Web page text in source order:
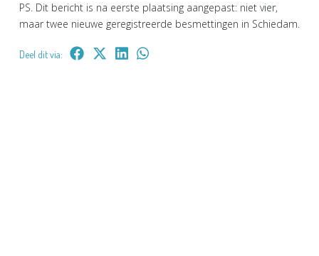
PS. Dit bericht is na eerste plaatsing aangepast: niet vier,
maar twee nieuwe geregistreerde besmettingen in Schiedam.
Deel dit via: